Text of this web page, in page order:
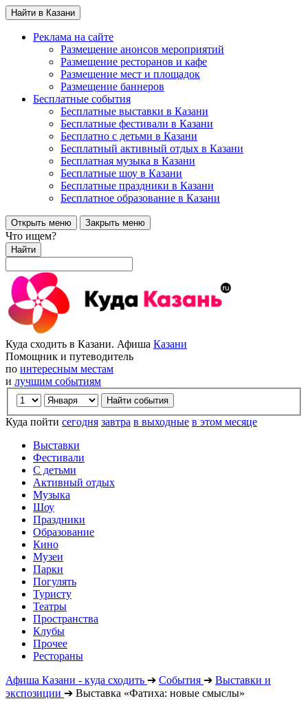
Найти в Казани
Реклама на сайте
Размещение анонсов мероприятий
Размещение ресторанов и кафе
Размещение мест и площадок
Размещение баннеров
Бесплатные события
Бесплатные выставки в Казани
Бесплатные фестивали в Казани
Бесплатно с детьми в Казани
Бесплатный активный отдых в Казани
Бесплатная музыка в Казани
Бесплатные шоу в Казани
Бесплатные праздники в Казани
Бесплатное образование в Казани
Открыть меню Закрыть меню
Что ищем?
Найти
Куда сходить в Казани. Афиша Казани
Помощник и путеводитель
по интересным местам
и лучшим событиям
Куда пойти сегодня завтра в выходные в этом месяце
Выставки
Фестивали
С детьми
Активный отдых
Музыка
Шоу
Праздники
Образование
Кино
Музеи
Парки
Погулять
Туристу
Театры
Пространства
Клубы
Прочее
Рестораны
Афиша Казани - куда сходить ➔ События ➔ Выставки и
экспозиции ➔ Выставка «Фатиха: новые смыслы»